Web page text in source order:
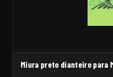
Miura preto dianteiro para